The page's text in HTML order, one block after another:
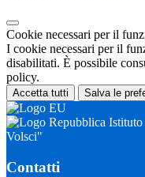
Cookie necessari per il
I cookie necessari per il
disabilitati. È possibile
policy.
Accetta tutti Salva le
Istituto
Volsci"
Contatti